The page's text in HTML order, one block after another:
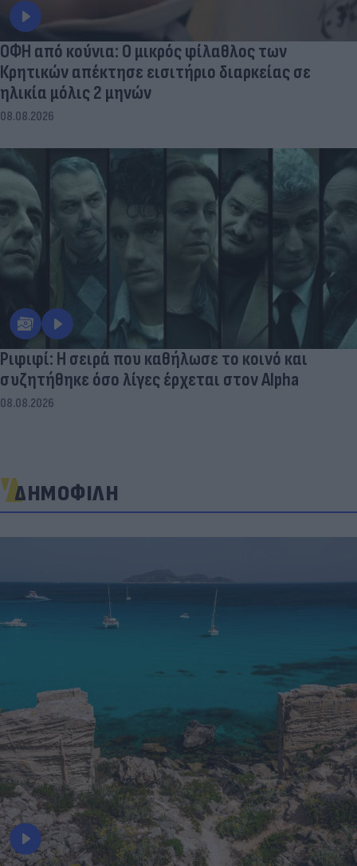
ΟΦΗ από κούνια: Ο μικρός φίλαθλος των
Κρητικών απέκτησε εισιτήριο διαρκείας σε
ηλικία μόλις 2 μηνών
08.08.2026
Ριφιφί: Η σειρά που καθήλωσε το κοινό και
συζητήθηκε όσο λίγες έρχεται στον Alpha
08.08.2026
ΔΗΜΟΦΙΛΗ